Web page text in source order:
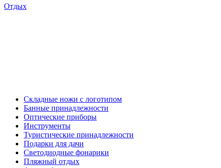
Отдых
Складные ножи с логотипом
Банные принадлежности
Оптические приборы
Инструменты
Туристические принадлежности
Подарки для дачи
Светодиодные фонарики
Пляжный отдых